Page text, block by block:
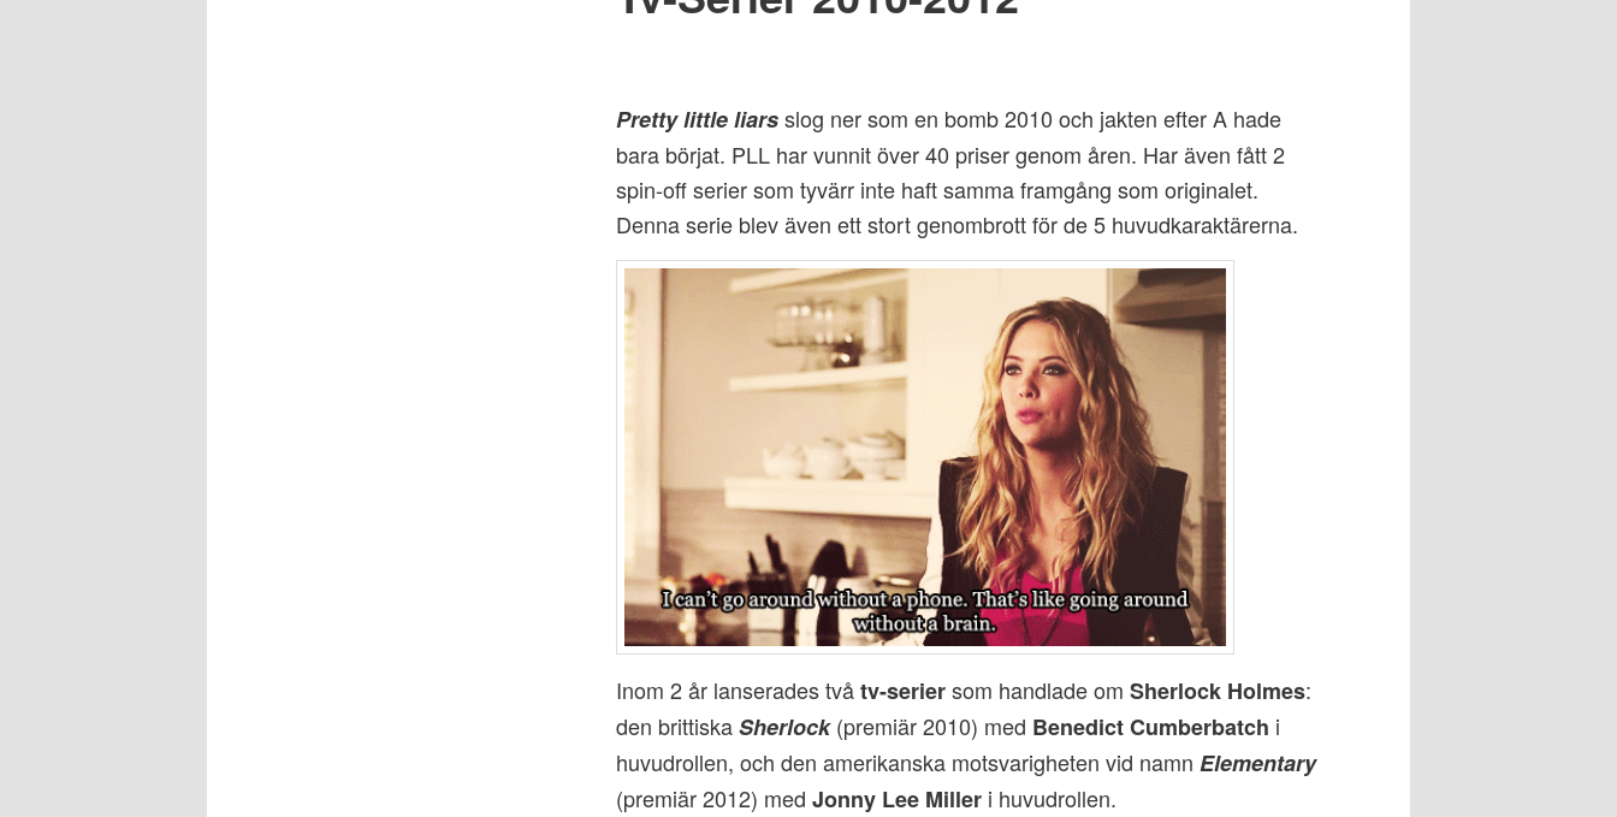
Pretty little liarsslog ner som en bomb 2010 och jakten efter A hade
bara börjat. PLL har vunnit över 40 priser genom åren. Har även fått 2
spin-off serier som tyvärr inte haft samma framgång som originalet.
Denna serie blev även ett stort genombrott för de 5 huvudkaraktärerna.
Inom 2 år lanserades tvåtv-seriersom handlade om Sherlock Holmes:
den brittiskaSherlock(premiär 2010) med Benedict Cumberbatch i
huvudrollen, och den amerikanska motsvarigheten vid namn Elementary
(premiär 2012) med Jonny Lee Miller i huvudrollen.